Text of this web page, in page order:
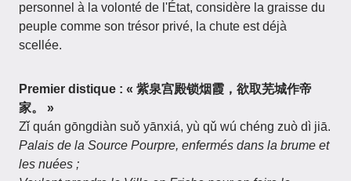
personnel à la volonté de l'État, considère la graisse du
peuple comme son trésor privé, la chute est déjà
scellée.
Premier distique : « 紫泉宫殿锁烟霞，欲取芜城作帝
家。 »
Zǐ quán gōngdiàn suǒ yānxiá, yù qǔ wú chéng zuò dì jiā.
Palais de la Source Pourpre, enfermés dans la brume et
les nuées ;